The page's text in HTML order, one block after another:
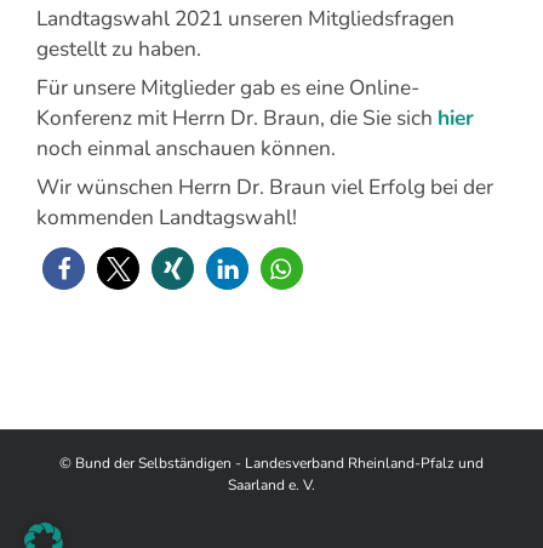
Landtagswahl 2021 unseren Mitgliedsfragen
gestellt zu haben.
Für unsere Mitglieder gab es eine Online-
Konferenz mit Herrn Dr. Braun, die Sie sich hier
noch einmal anschauen können.
Wir wünschen Herrn Dr. Braun viel Erfolg bei der
kommenden Landtagswahl!
© Bund der Selbständigen - Landesverband Rheinland-Pfalz und
Saarland e. V.